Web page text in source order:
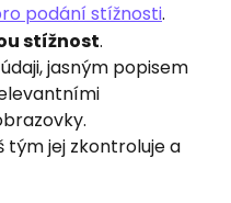
podání stížnosti.
stížnost.
jasným popisem
tým jej zkontroluje a